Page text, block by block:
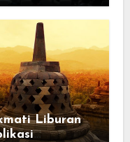
Liburan